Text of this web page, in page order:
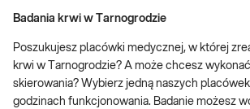
Badania krwi w Tarnogrodzie
Poszukujesz placówki medycznej, w której
krwi w Tarnogrodzie? A może chcesz
skierowania? Wybierz jedną naszych
godzinach funkcjonowania. Badanie możesz